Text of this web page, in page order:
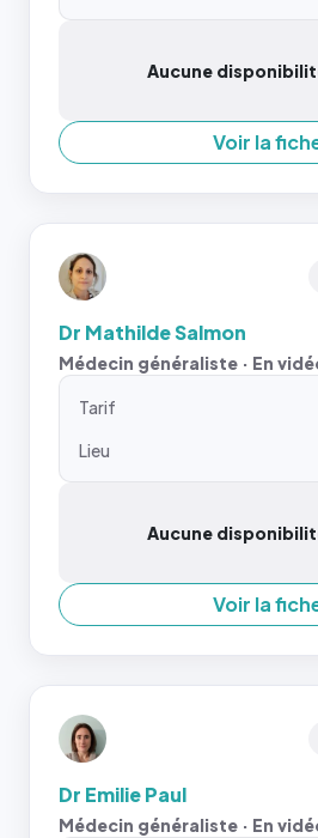
Aucune
Voir la
Dr Mathilde Salmon
Médecin généraliste · En
Tarif
Lieu
Aucune
Voir la
Dr Emilie Paul
Médecin généraliste · En